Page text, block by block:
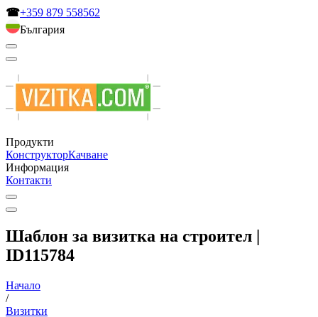
☎+359 879 558562
България
Продукти
КонструкторКачване
Информация
Контакти
Шаблон за визитка на строител |
ID115784
Начало
/
Визитки